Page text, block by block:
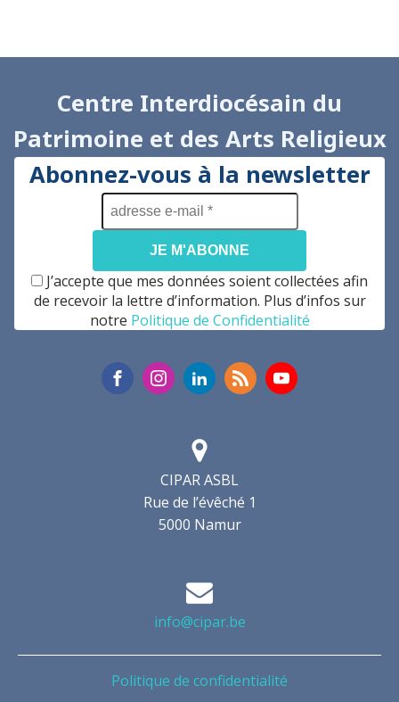
Centre Interdiocésain du
Patrimoine et des Arts Religieux
CIPAR ASBL
Rue de l’évêché 1
5000 Namur
info@cipar.be
Politique de confidentialité
Abonnez-vous à la newsletter
adresse
e-
mail
*
J’accepte que mes données soient collectées afin
de recevoir la lettre d’information. Plus d’infos sur
notre Politique de Confidentialité